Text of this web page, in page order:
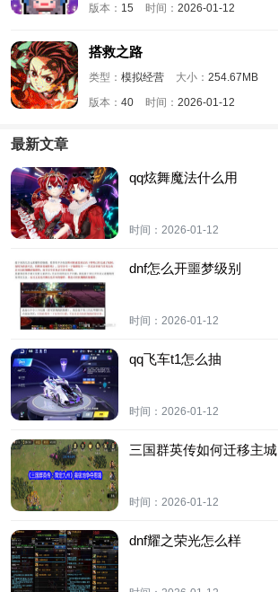
版本： 15 时间： 2026-01-12
搭救之路
类型： 模拟经营 大小： 254.67MB
版本： 40 时间： 2026-01-12
最新文章
qq炫舞魔法什么用
时间： 2026-01-12
dnf怎么开噩梦级别
时间： 2026-01-12
qq飞车t1怎么抽
时间： 2026-01-12
三国群英传如何迁移主城
时间： 2026-01-12
dnf耀之荣光怎么样